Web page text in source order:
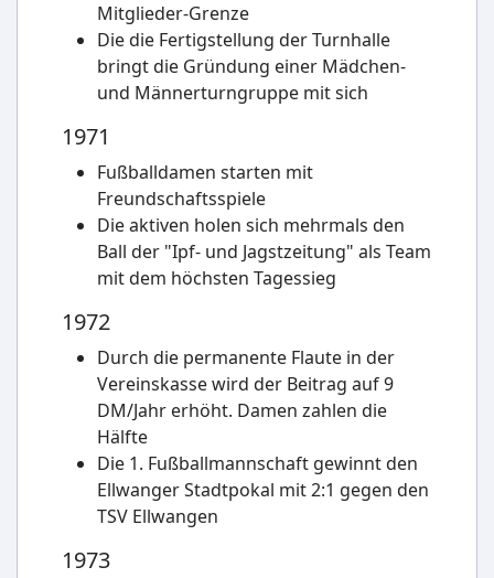
Mitglieder-Grenze
Die die Fertigstellung der Turnhalle
bringt die Gründung einer Mädchen-
und Männerturngruppe mit sich
1971
Fußballdamen starten mit
Freundschaftsspiele
Die aktiven holen sich mehrmals den
Ball der "Ipf- und Jagstzeitung" als Team
mit dem höchsten Tagessieg
1972
Durch die permanente Flaute in der
Vereinskasse wird der Beitrag auf 9
DM/Jahr erhöht. Damen zahlen die
Hälfte
Die 1. Fußballmannschaft gewinnt den
Ellwanger Stadtpokal mit 2:1 gegen den
TSV Ellwangen
1973